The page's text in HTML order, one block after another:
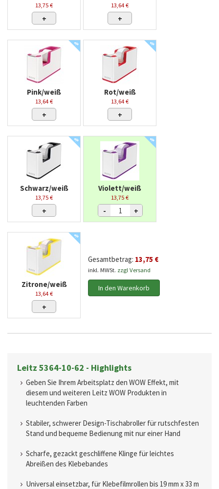
13,75 €
+
13,64 €
+
%
Pink/weiß
13,64 €
+
%
Rot/weiß
13,64 €
+
%
Schwarz/weiß
13,75 €
+
%
Violett/weiß
13,75 €
- +
%
Zitrone/weiß
13,64 €
+
Gesamtbetrag: 13,75 €
inkl. MWSt. zzgl Versand
In den Warenkorb
Leitz 5364-10-62 - Highlights
Geben Sie Ihrem Arbeitsplatz den WOW Effekt, mit
diesem und weiteren Leitz WOW Produkten in
leuchtenden Farben
Stabiler, schwerer Design-Tischabroller für rutschfesten
Stand und bequeme Bedienung mit nur einer Hand
Scharfe, gezackt geschliffene Klinge für leichtes
Abreißen des Klebebandes
Universal einsetzbar, für Klebefilmrollen bis 19 mm x 33 m